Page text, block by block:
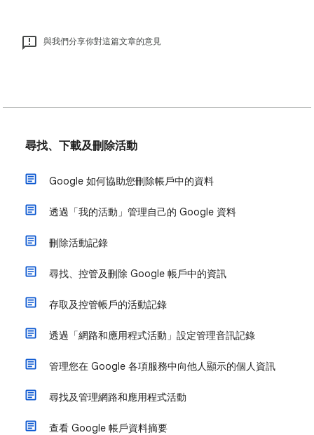
與我們分享你對這篇文章的意見
尋找、下載及刪除活動
Google 如何協助您刪除帳戶中的資料
透過「我的活動」管理自己的 Google 資料
刪除活動記錄
尋找、控管及刪除 Google 帳戶中的資訊
存取及控管帳戶的活動記錄
透過「網路和應用程式活動」設定管理音訊記錄
管理您在 Google 各項服務中向他人顯示的個人資訊
尋找及管理網路和應用程式活動
查看 Google 帳戶資料摘要